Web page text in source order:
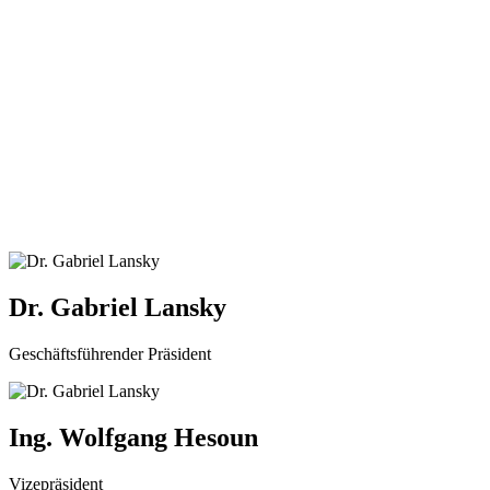
Dr. Gabriel Lansky
Geschäftsführender Präsident
Ing. Wolfgang Hesoun
Vizepräsident